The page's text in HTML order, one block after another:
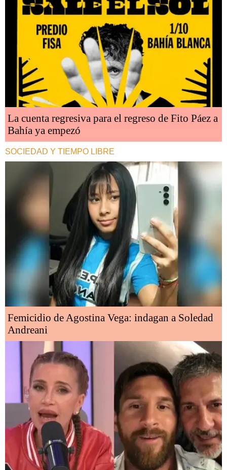
La cuenta regresiva para el regreso de Fito Páez a
Bahía ya empezó
SOCIEDAD Y TIEMPO LIBRE
Femicidio de Agostina Vega: indagan a Soledad
Andreani